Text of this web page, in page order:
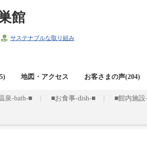
館
サステナブルな取り組み
地図・アクセス お客さまの声(204)
泉-bath-■ ■お食事-dish-■ ■館内施